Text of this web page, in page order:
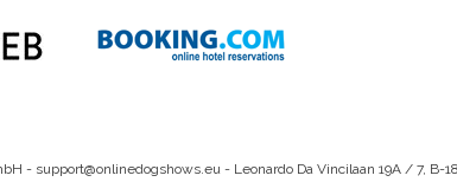
- support@onlinedogshows.eu- Leonardo Da Vincilaan 19A / 7, B-